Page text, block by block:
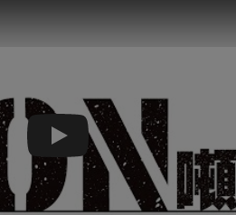
Play